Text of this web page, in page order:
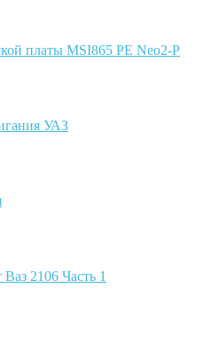
платы MSI865 PE Neo2-P
УАЗ
2106 Часть 1